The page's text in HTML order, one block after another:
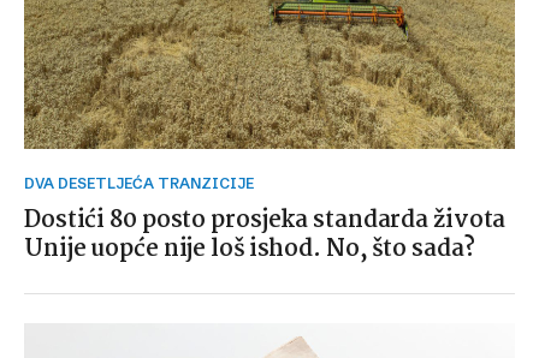
DVA DESETLJEĆA TRANZICIJE
Dostići 80 posto prosjeka standarda života
Unije uopće nije loš ishod. No, što sada?